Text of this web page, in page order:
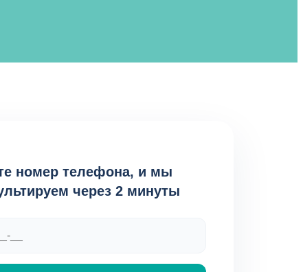
номер телефона, и мы
через 2 минуты